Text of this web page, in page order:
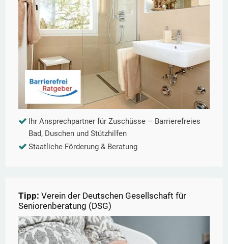
Ihr Ansprechpartner für Zuschüsse – Barrierefreies
Bad, Duschen und Stützhilfen
Staatliche Förderung & Beratung
Tipp: Verein der Deutschen Gesellschaft für
Seniorenberatung (DSG)